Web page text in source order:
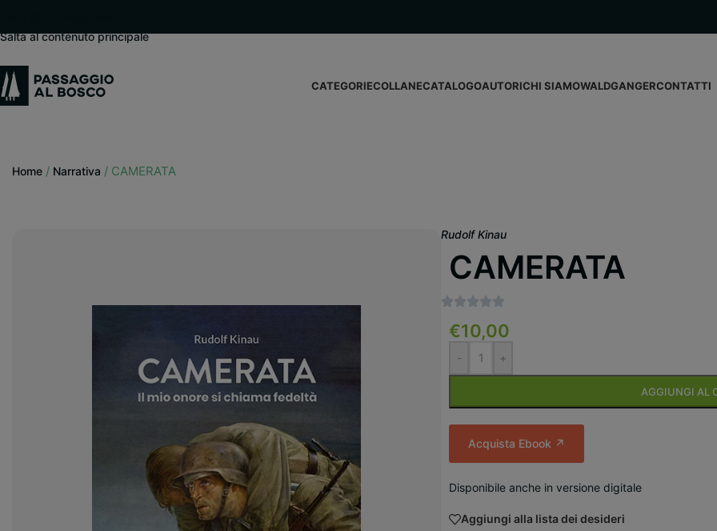
Salta al contenuto principale
CATEGORIECOLLANECATALOGOAUTORICHI SIAMOWALDGANGERCONTATTI
Home / Narrativa / CAMERATA
Rudolf Kinau
CAMERATA
€10,00
- +
AGGIUNGI AL
Acquista Ebook ↗
Disponibile anche in versione digitale
Aggiungi alla lista dei desideri